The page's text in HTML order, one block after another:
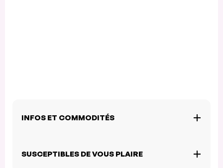
INFOS ET COMMODITÉS
SUSCEPTIBLES DE VOUS PLAIRE